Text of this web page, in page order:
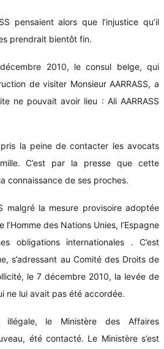
pensaient alors que l’injustice qu’il
prendrait bientôt fin.
2010, le consul belge, qui
de visiter Monsieur AARRASS, a
ne pouvait avoir lieu : Ali AARRASS
la peine de contacter les avocats
C’est par la presse que cette
connaissance de ses proches.
malgré la mesure provisoire adoptée
des Nations Unies, l’Espagne
obligations internationales . C’est
s’adressant au Comité des Droits de
le 7 décembre 2010, la levée de
ne lui avait pas été accordée.
illégale, le Ministère des Affaires
été contacté. Le Ministère s’est